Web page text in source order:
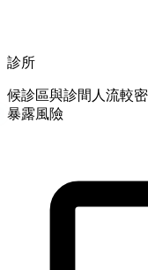
診所
候診區與診間人流較
暴露風險